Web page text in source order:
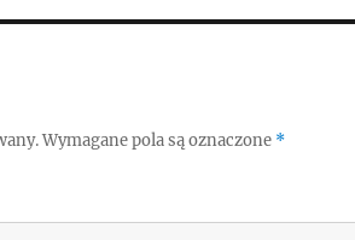
Wymagane pola są oznaczone *